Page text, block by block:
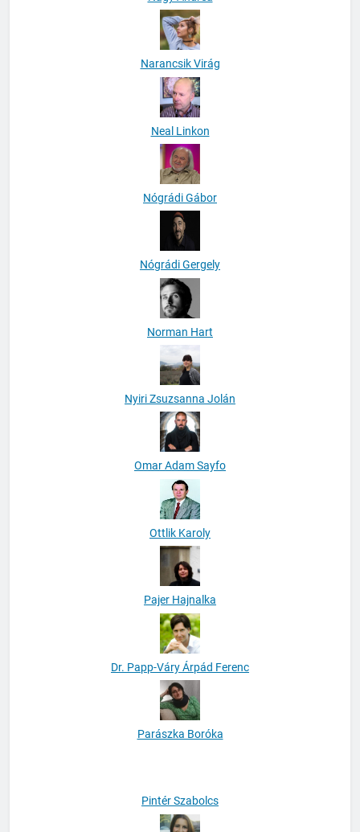
Nagy Andrea
Narancsik Virág
Neal Linkon
Nógrádi Gábor
Nógrádi Gergely
Norman Hart
Nyiri Zsuzsanna Jolán
Omar Adam Sayfo
Ottlik Karoly
Pajer Hajnalka
Dr. Papp-Váry Árpád Ferenc
Pintér Szabolcs